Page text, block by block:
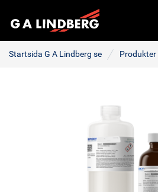
Startsida G A Lindberg se